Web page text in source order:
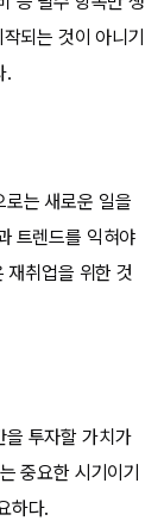
되는 것이 아니기
.
로는 새로운 일을
트렌드를 익혀야
재취업을 위한 것
을 투자할 가치가
중요한 시기이기
하다.